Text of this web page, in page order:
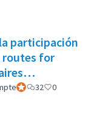
participación
routes for
Participant officiel
32 0